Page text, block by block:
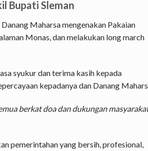
Bupati Sleman
Maharsa mengenakan Pakaian
Monas, dan melakukan long march
syukur dan terima kasih kepada
kepadanya dan Danang
berkat doa dan dukungan
pemerintahan yang bersih, profesional,